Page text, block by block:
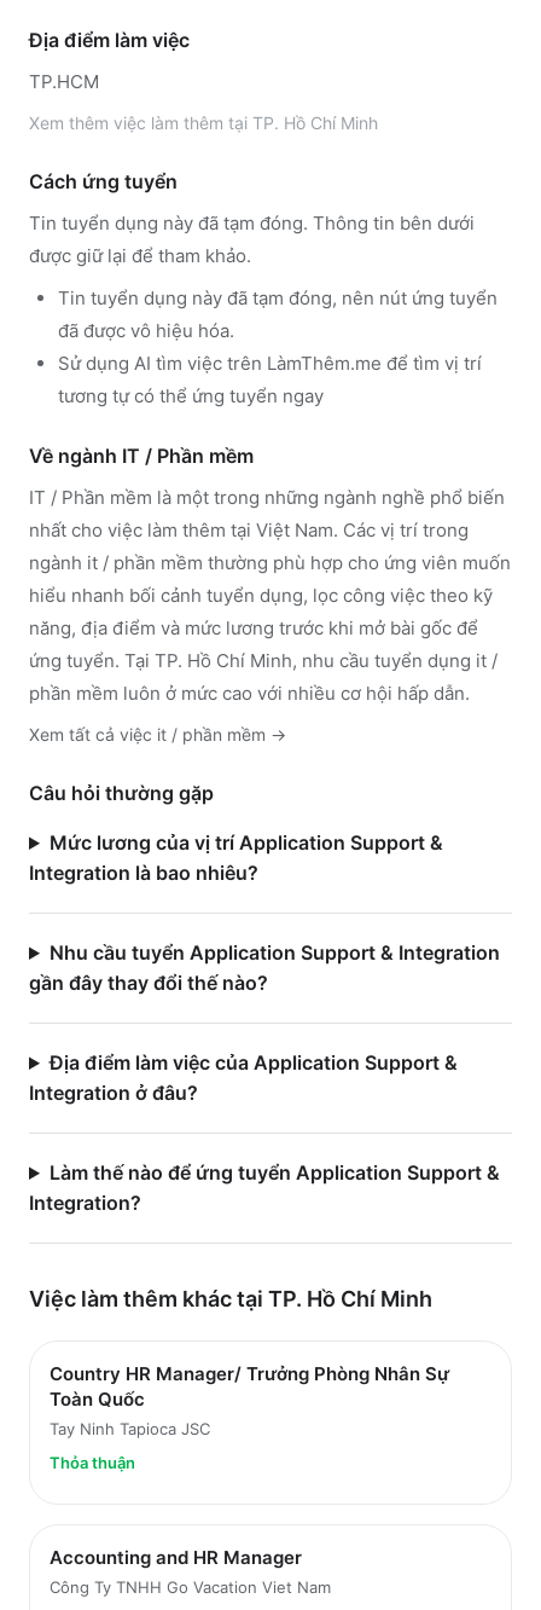
Địa điểm làm việc
TP.HCM
Xem thêm việc làm thêm tại TP. Hồ Chí Minh
Cách ứng tuyển
Tin tuyển dụng này đã tạm đóng. Thông tin bên dưới
được giữ lại để tham khảo.
Tin tuyển dụng này đã tạm đóng, nên nút ứng tuyển
đã được vô hiệu hóa.
Sử dụng AI tìm việc trên LàmThêm.me để tìm vị trí
tương tự có thể ứng tuyển ngay
Về ngành IT / Phần mềm
IT / Phần mềm là một trong những ngành nghề phổ biến
nhất cho việc làm thêm tại Việt Nam. Các vị trí trong
ngành it / phần mềm thường phù hợp cho ứng viên muốn
hiểu nhanh bối cảnh tuyển dụng, lọc công việc theo kỹ
năng, địa điểm và mức lương trước khi mở bài gốc để
ứng tuyển. Tại TP. Hồ Chí Minh, nhu cầu tuyển dụng it /
phần mềm luôn ở mức cao với nhiều cơ hội hấp dẫn.
Xem tất cả việc it / phần mềm →
Câu hỏi thường gặp
Mức lương của vị trí Application Support &
Integration là bao nhiêu?
Nhu cầu tuyển Application Support & Integration
gần đây thay đổi thế nào?
Địa điểm làm việc của Application Support &
Integration ở đâu?
Làm thế nào để ứng tuyển Application Support &
Integration?
Việc làm thêm khác tại TP. Hồ Chí Minh
Country HR Manager/ Trưởng Phòng Nhân Sự
Toàn Quốc
Tay Ninh Tapioca JSC
Thỏa thuận
Accounting and HR Manager
Công Ty TNHH Go Vacation Viet Nam